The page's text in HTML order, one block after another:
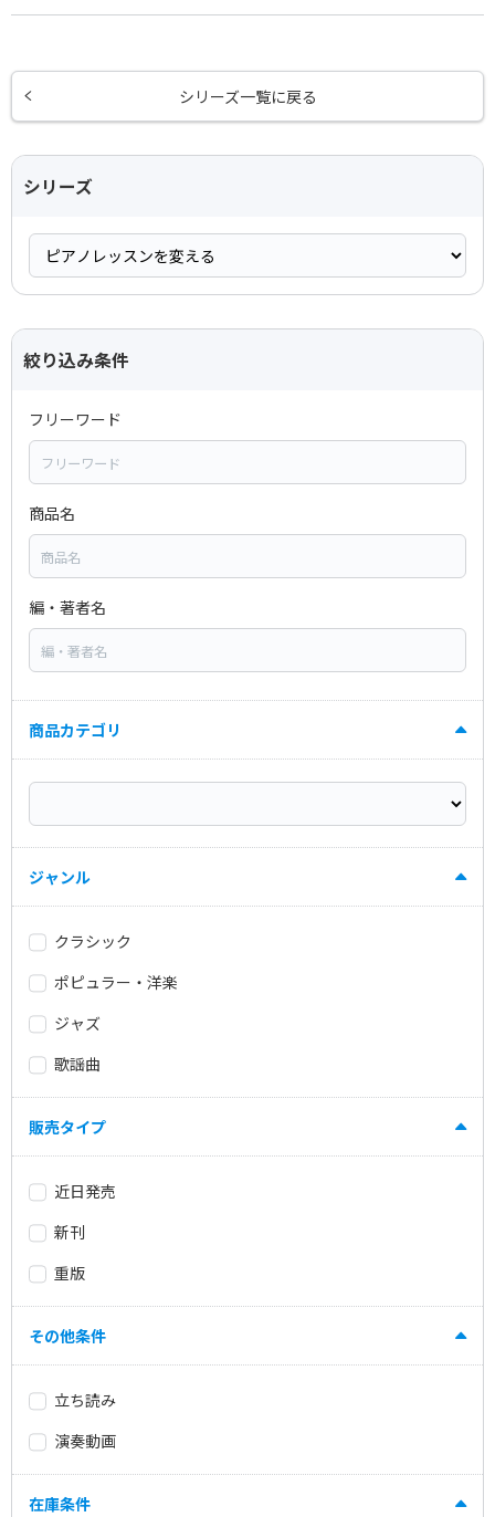
シリーズ一覧に戻る
シリーズ
絞り込み条件
フリーワード
商品名
編・著者名
商品カテゴリ
ジャンル
クラシック
ポピュラー・洋楽
ジャズ
歌謡曲
販売タイプ
近日発売
新刊
重版
その他条件
立ち読み
演奏動画
在庫条件